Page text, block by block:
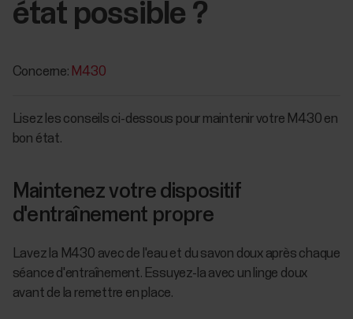
état possible ?
Concerne: M430
Lisez les conseils ci-dessous pour maintenir votre M430 en
bon état.
Maintenez votre dispositif
d'entraînement propre
Lavez la M430 avec de l'eau et du savon doux après chaque
séance d'entraînement. Essuyez-la avec un linge doux
avant de la remettre en place.